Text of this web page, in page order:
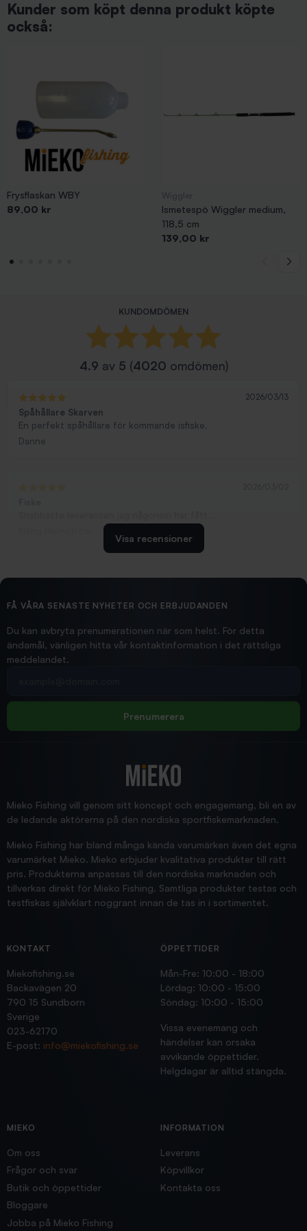
Kunder som köpt denna produkt köpte
också:
Frysflaskan WBY
Pris
89,00 kr
Ismetespö Wiggler medium,
118,5 cm
Pris
139,00 kr
KUNDOMDÖMEN
4.9 av 5 (4020 omdömen)
2026/03/13
Spåhållare Skarven
En perfekt spåhållare för kommande isfiske.
Danne
2026/02/19
Hittade exakt vad jag behövde. Snabb och bra...
Jensa
Visa recensioner
FÅ VÅRA SENASTE NYHETER OCH ERBJUDANDEN
Du kan avbryta prenumerationen när som helst. För detta
ändamål, vänligen hitta vår kontaktinformation i det rättsliga
meddelandet.
Prenumerera
Mieko Fishing vill genom sitt koncept och engagemang, bli en av
de ledande aktörerna på den nordiska sportfiskemarknaden.
Mieko Fishing har bland många kända varumärken även det egna
varumärket Mieko. Mieko erbjuder kvalitativa produkter till rätt
pris. Produkterna anpassas till den nordiska marknaden och
tillverkas direkt för Mieko Fishing. Samtliga produkter testas och
testfiskas självklart noggrant innan de tas in i sortimentet.
KONTAKT
Miekofishing.se
Backavägen 20
790 15 Sundborn
Sverige
023-62170
E-post: info@miekofishing.se
ÖPPETTIDER
Mån-Fre: 10:00 - 18:00
Lördag: 10:00 - 15:00
Söndag: 10:00 - 15:00
Vissa evenemang och
händelser kan orsaka
avvikande öppettider.
Helgdagar är alltid stängda.
MIEKO
Om oss
Frågor och svar
Butik och öppettider
Bloggare
Jobba på Mieko Fishing
INFORMATION
Leverans
Köpvillkor
Kontakta oss